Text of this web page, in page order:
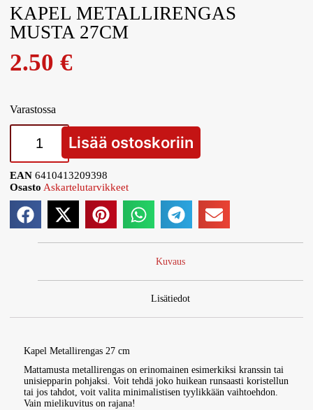
KAPEL METALLIRENGAS
MUSTA 27CM
2.50€
Varastossa
Lisää ostoskoriin
EAN6410413209398
Osasto Askartelutarvikkeet
Kuvaus
Lisätiedot
Kapel Metallirengas 27 cm
Mattamusta metallirengas on erinomainen esimerkiksi kranssin tai
unisiepparin pohjaksi. Voit tehdä joko huikean runsaasti koristellun
tai jos tahdot, voit valita minimalistisen tyylikkään vaihtoehdon.
Vain mielikuvitus on rajana!